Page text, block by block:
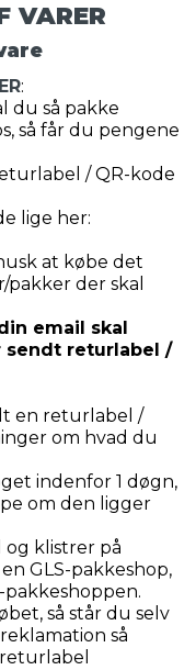
VARER
:
du så pakke
så får du pengene
/ QR-kode
lige her:
at købe det
pakker der skal
email skal
sendt returlabel /
en returlabel /
om hvad du
indenfor 1 døgn,
om den ligger
klistrer på
GLS-pakkeshop,
pakkeshoppen.
så står du selv
så